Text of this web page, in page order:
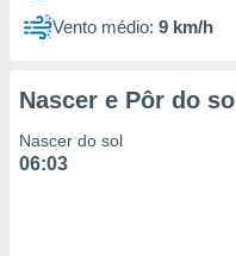
Vento médio: 9 km/h
Nascer e Pôr do sol
Nascer do sol
06:03